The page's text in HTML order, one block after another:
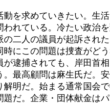
を求めていきたい。生
れている。冷たい政治
二人の議員が起訴され
にこの問題は捜査がど
逮捕されても、岸田首
最高顧問は麻生氏だ。
明だ。始まる通常国会
だ。企業・団体献金は